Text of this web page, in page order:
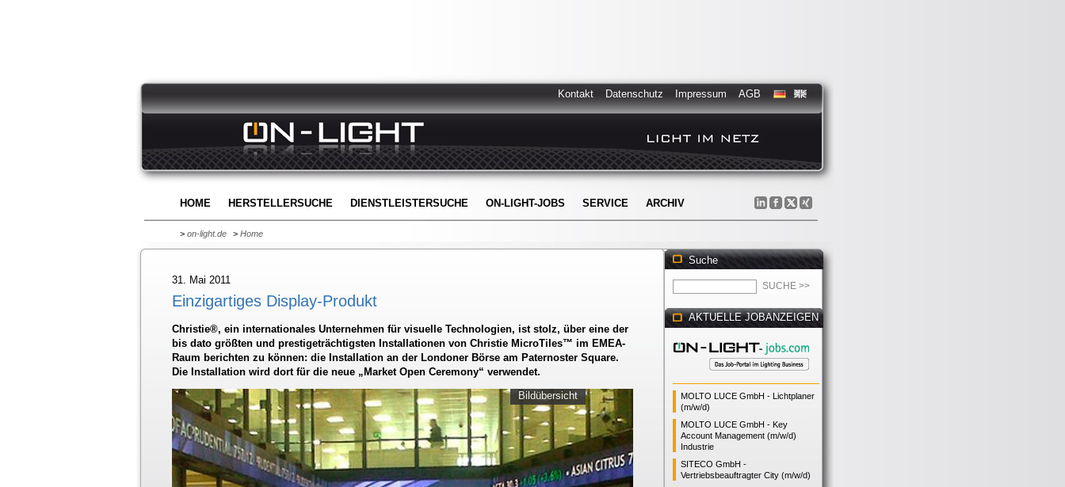
Kontakt Datenschutz Impressum AGB
HOME HERSTELLERSUCHE DIENSTLEISTERSUCHE ON-LIGHT-JOBS SERVICE ARCHIV
> on-light.de > Home
31. Mai 2011
Einzigartiges Display-Produkt
Christie®, ein internationales Unternehmen für visuelle Technologien, ist stolz, über eine der
bis dato größten und prestigeträchtigsten Installationen von Christie MicroTiles™ im EMEA-
Raum berichten zu können: die Installation an der Londoner Börse am Paternoster Square.
Die Installation wird dort für die neue „Market Open Ceremony“ verwendet.
Bildübersicht
Suche
AKTUELLE JOBANZEIGEN
MOLTO LUCE GmbH - Lichtplaner
(m/w/d)
MOLTO LUCE GmbH - Key
Account Management (m/w/d)
Industrie
SITECO GmbH -
Vertriebsbeauftragter City (m/w/d)